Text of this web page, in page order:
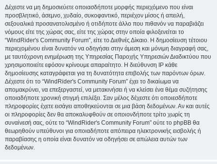
Δέχεστε να μη δημοσιεύετε οποιασδήποτε μορφής περιεχόμενο που είναι
προσβλητικό, άσεμνο, χυδαίο, συκοφαντικό, περιέχον μίσος ή απειλή,
σεξουαλικά προσανατολισμένο ή οτιδήποτε άλλο που πιθανόν να παραβιάζει
νόμους είτε της χώρας σας, είτε της χώρας στην οποία φιλοξενείται το
“WindRider's Community Forum”, είτε το Διεθνές Δίκαιο. Η δημοσίευση τέτοιου
περιεχομένου είναι δυνατόν να οδηγήσει στην άμεση και μόνιμη διαγραφή σας,
με ταυτόχρονη ενημέρωση της Υπηρεσίας Παροχής Υπηρεσιών Διαδικτύου που
χρησιμοποιείτε εφόσον κρίνουμε απαραίτητο. Η διεύθυνση IP κάθε
δημοσίευσης καταγράφεται για τη δυνατότητα επιβολής των παρόντων όρων.
Δέχεστε ότι το “WindRider's Community Forum” έχει το δικαίωμα να
απομακρύνει, να επεξεργαστεί, να μετακινήσει ή να κλείσει ένα θέμα συζήτησης
οποιαδήποτε χρονική στιγμή επιλέξει. Σαν μέλος δέχεστε ότι οποιεσδήποτε
πληροφορίες έχετε εισάγει αποθηκεύονται σε μια βάση δεδομένων. Αν και αυτές
οι πληροφορίες δεν θα αποκαλυφθούν σε οποιονδήποτε τρίτο χωρίς τη
συναίνεσή σας, ούτε το “WindRider's Community Forum” ούτε το phpBB θα
θεωρηθούν υπεύθυνοι για οποιαδήποτε απόπειρα ηλεκτρονικής εισβολής ή
παραβίασης η οποία είναι δυνατόν να οδηγήσει σε απώλεια αυτών των
δεδομένων.